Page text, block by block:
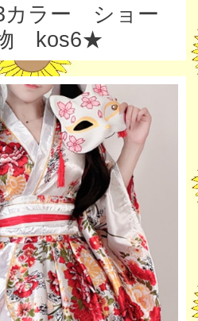
カラー ショー
物 kos6★